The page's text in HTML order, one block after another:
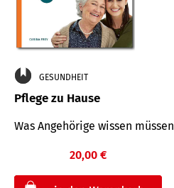
GESUNDHEIT
Pflege zu Hause
Was Angehörige wissen müssen
20,00 €